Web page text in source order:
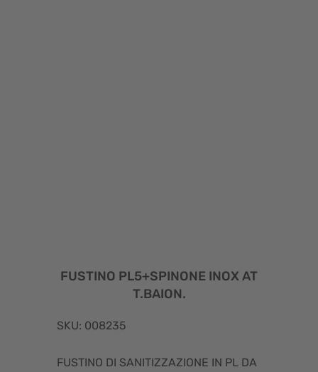
FUSTINO PL5+SPINONE INOX AT
T.BAION.
SKU: 008235
FUSTINO DI SANITIZZAZIONE IN PL DA